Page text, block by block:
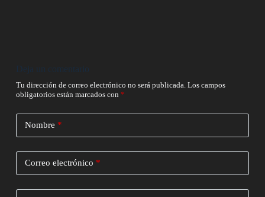
Deja un comentario
Tu dirección de correo electrónico no será publicada. Los campos
obligatorios están marcados con *
Nombre *
Correo electrónico *